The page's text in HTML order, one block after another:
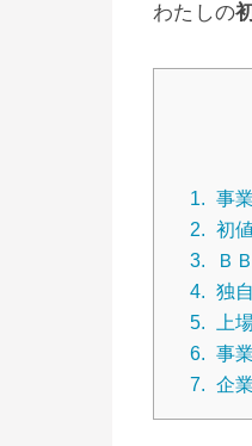
わたしの
1. 事
2. 初
3.
Ｂ
4. 独
5.
上
6. 事
7. 企